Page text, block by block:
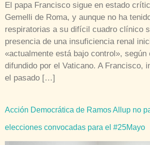
El papa Francisco sigue en estado
Gemelli de Roma, y aunque no ha
respiratorias a su difícil cuadro clínico
presencia de una insuficiencia renal
«actualmente está bajo control», según
difundido por el Vaticano. A Francisco,
el pasado […]
Acción Democrática de Ramos Allup no
elecciones convocadas para el #25Mayo